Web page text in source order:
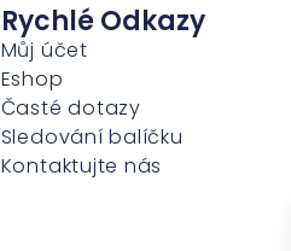
Rychlé Odkazy
Můj účet
Eshop
Časté dotazy
Sledování balíčku
Kontaktujte nás